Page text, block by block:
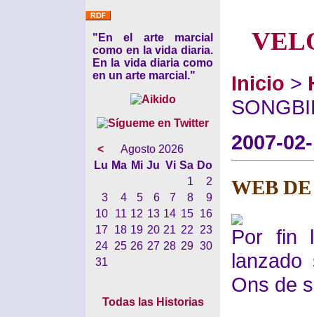
"En el arte marcial
como en la vida diaria.
En la vida diaria como
en un arte marcial."
<
Agosto 2026
Lu Ma Mi Ju Vi Sa Do
1
2
3
4 5 6 7 8
9
10
11 12 13 14 15
16
17
18 19 20 21 22
23
24
25 26 27 28 29 30
31
Todas las Historias
Inicio >
2007-
WEB
Por fin
Ons de